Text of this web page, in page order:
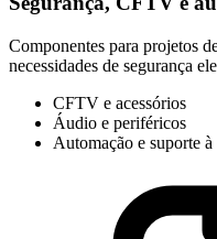
Componentes para projetos
necessidades de segurança
CFTV e acessórios
Áudio e periféricos
Automação e suporte à